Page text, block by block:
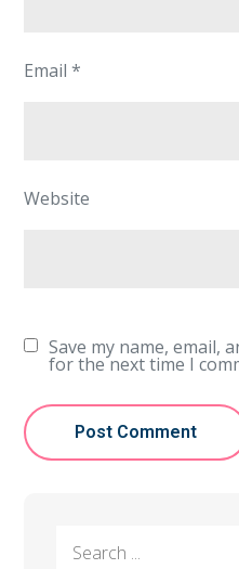
Email*
Website
Save my name, email,
for the next time I